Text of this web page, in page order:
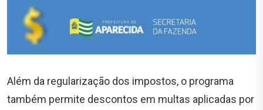
Além da regularização dos impostos, o programa
também permite descontos em multas aplicadas por